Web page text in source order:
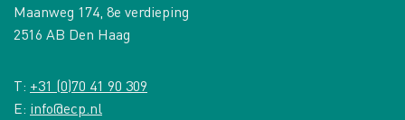
Maanweg 174, 8e verdieping
2516 AB Den Haag
T: +31 (0)70 41 90 309
E: info@ecp.nl